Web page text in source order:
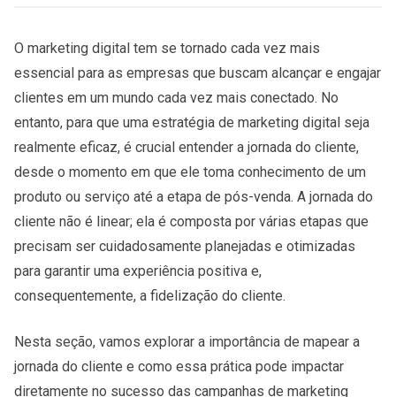
O marketing digital tem se tornado cada vez mais
essencial para as empresas que buscam alcançar e engajar
clientes em um mundo cada vez mais conectado. No
entanto, para que uma estratégia de marketing digital seja
realmente eficaz, é crucial entender a jornada do cliente,
desde o momento em que ele toma conhecimento de um
produto ou serviço até a etapa de pós-venda. A jornada do
cliente não é linear; ela é composta por várias etapas que
precisam ser cuidadosamente planejadas e otimizadas
para garantir uma experiência positiva e,
consequentemente, a fidelização do cliente.
Nesta seção, vamos explorar a importância de mapear a
jornada do cliente e como essa prática pode impactar
diretamente no sucesso das campanhas de marketing